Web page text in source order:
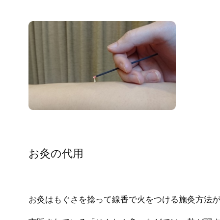
お灸の代用
お灸はもぐさを捻って線香で火をつける施灸方法が